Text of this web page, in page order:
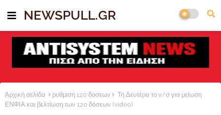
NEWSPULL.GR
Αρχική σελίδα ρυθμιση 120 δοσεων
Τη Δευτέρα το ν/σ για μείωση
ΕΝΦΙΑ και βελτίωση των 120 δόσεων (video)